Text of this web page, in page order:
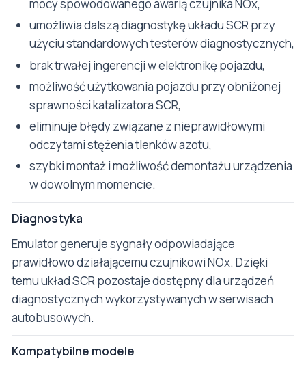
mocy spowodowanego awarią czujnika NOx,
umożliwia dalszą diagnostykę układu SCR przy
użyciu standardowych testerów diagnostycznych,
brak trwałej ingerencji w elektronikę pojazdu,
możliwość użytkowania pojazdu przy obniżonej
sprawności katalizatora SCR,
eliminuje błędy związane z nieprawidłowymi
odczytami stężenia tlenków azotu,
szybki montaż i możliwość demontażu urządzenia
w dowolnym momencie.
Diagnostyka
Emulator generuje sygnały odpowiadające
prawidłowo działającemu czujnikowi NOx. Dzięki
temu układ SCR pozostaje dostępny dla urządzeń
diagnostycznych wykorzystywanych w serwisach
autobusowych.
Kompatybilne modele